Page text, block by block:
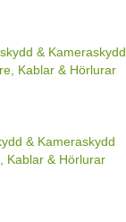
& Kameraskydd
Kablar & Hörlurar
& Kameraskydd
Kablar & Hörlurar